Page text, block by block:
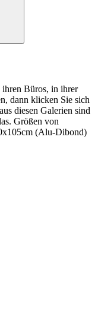
Büros, in ihrer
dann klicken Sie sich
diesen Galerien sind
Größen von
(Alu-Dibond)